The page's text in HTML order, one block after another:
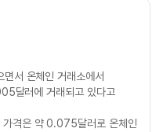
서 온체인 거래소에서
달러에 거래되고 있다고
가격은 약 0.075달러로 온체인